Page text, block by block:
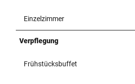
Einzelzimmer
Verpflegung
Frühstücksbuffet